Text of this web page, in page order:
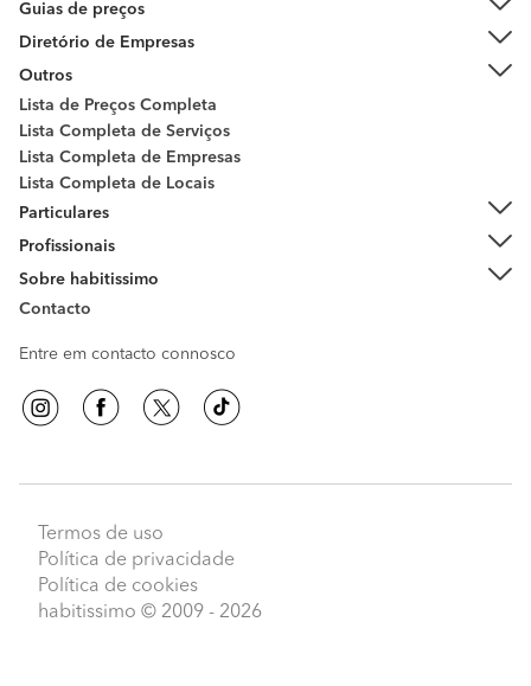
Guias de preços
Diretório de Empresas
Outros
Lista de Preços Completa
Lista Completa de Serviços
Lista Completa de Empresas
Lista Completa de Locais
Particulares
Profissionais
Sobre habitissimo
Contacto
Entre em contacto connosco
Termos de uso
Política de privacidade
Política de cookies
habitissimo © 2009 - 2026